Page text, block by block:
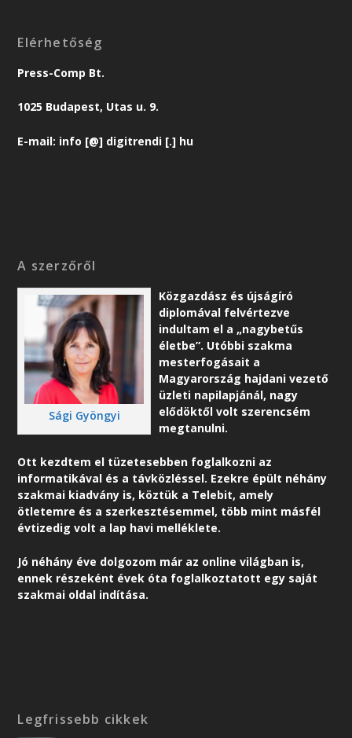
Elérhetőség
Press-Comp Bt.
1025 Budapest, Utas u. 9.
E-mail: info [@] digitrendi [.] hu
A szerzőről
Sági Gyöngyi
Közgazdász és újságíró
diplomával felvértezve
indultam el a „nagybetűs
életbe”. Utóbbi szakma
mesterfogásait a
Magyarország hajdani vezető
üzleti napilapjánál, nagy
elődöktől volt szerencsém
megtanulni.
Ott kezdtem el tüzetesebben foglalkozni az
informatikával és a távközléssel. Ezekre épült néhány
szakmai kiadvány is, köztük a Telebit, amely
ötletemre és a szerkesztésemmel, több mint másfél
évtizedig volt a lap havi melléklete.
Jó néhány éve dolgozom már az online világban is,
ennek részeként évek óta foglalkoztatott egy saját
szakmai oldal indítása.
Legfrissebb cikkek